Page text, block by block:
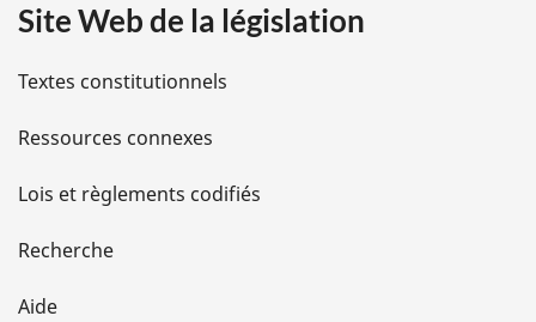
i
l
s
d
e
l
Site Web de la législation
Textes constitutionnels
Ressources connexes
Lois et règlements codifiés
Recherche
Aide